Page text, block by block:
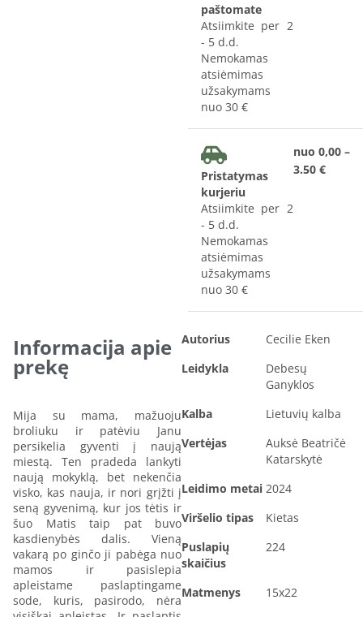
paštomate
Atsiimkite per 2
- 5 d.d.
Nemokamas
atsiėmimas
užsakymams
nuo 30 €
Pristatymas
kurjeriu
Atsiimkite per 2
- 5 d.d.
Nemokamas
atsiėmimas
užsakymams
nuo 30 €
nuo 0,00 –
3.50 €
Informacija apie
prekę
Mija su mama, mažuoju
broliuku ir patėviu Janu
persikelia gyventi į naują
miestą. Ten pradeda lankyti
naują mokyklą, bet nekenčia
visko, kas nauja, ir nori grįžti į
seną gyvenimą, kur jos tėtis ir
šuo Matis taip pat buvo
kasdienybės dalis. Vieną
vakarą po ginčo ji pabėga nuo
mamos ir pasislepia
apleistame paslaptingame
sode, kuris, pasirodo, nėra
Autorius
Cecilie Eken
Leidykla
Debesų
Ganyklos
Kalba
Lietuvių kalba
Vertėjas
Auksė Beatričė
Katarskytė
Leidimo metai 2024
Viršelio tipas
Kietas
Puslapių
skaičius
224
Matmenys 15x22